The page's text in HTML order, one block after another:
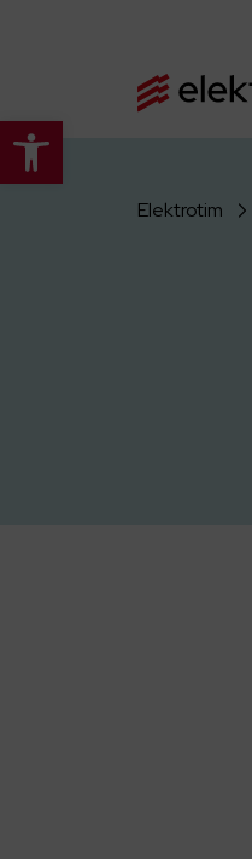
Otwórz pasek narzędzi
Elektrotim